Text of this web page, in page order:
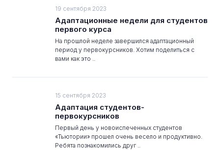
19 сентября 2023
Адаптационные недели для студентов
первого курса
На прошлой неделе завершился адаптационный
период у первокурсников. Хотим поделиться с
вами как это ..
15 сентября 2023
Адаптация студентов-
первокурсников
Первый день у новоиспеченных студентов
«Тьютории» прошел очень весело и продуктивно.
Ребята познакомились друг ..